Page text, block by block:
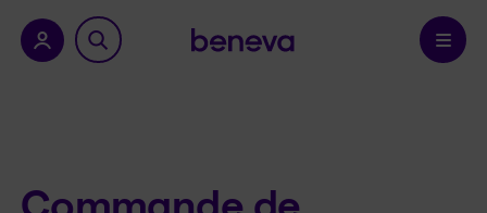
province.Confirmer